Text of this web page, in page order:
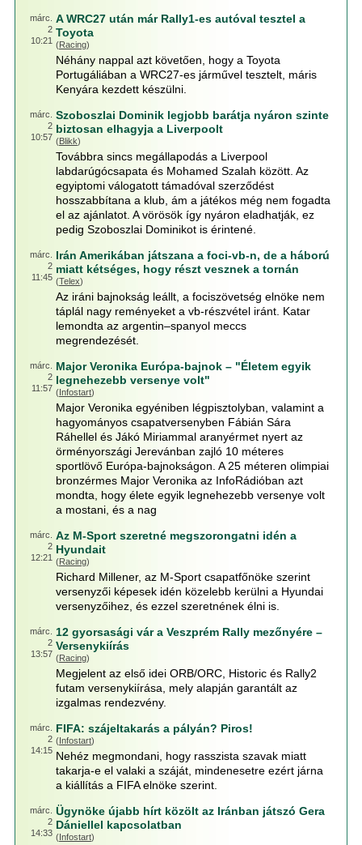
márc.
2
10:21
A WRC27 után már Rally1-es autóval tesztel a
Toyota
(Racing)
Néhány nappal azt követően, hogy a Toyota
Portugáliában a WRC27-es járművel tesztelt, máris
Kenyára kezdett készülni.
márc.
2
10:57
Szoboszlai Dominik legjobb barátja nyáron szinte
biztosan elhagyja a Liverpoolt
(Blikk)
Továbbra sincs megállapodás a Liverpool
labdarúgócsapata és Mohamed Szalah között. Az
egyiptomi válogatott támadóval szerződést
hosszabbítana a klub, ám a játékos még nem fogadta
el az ajánlatot. A vörösök így nyáron eladhatják, ez
pedig Szoboszlai Dominikot is érintené.
márc.
2
11:45
Irán Amerikában játszana a foci-vb-n, de a háború
miatt kétséges, hogy részt vesznek a tornán
(Telex)
Az iráni bajnokság leállt, a fociszövetség elnöke nem
táplál nagy reményeket a vb-részvétel iránt. Katar
lemondta az argentin–spanyol meccs
megrendezését.
márc.
2
11:57
Major Veronika Európa-bajnok – "Életem egyik
legnehezebb versenye volt"
(Infostart)
Major Veronika egyéniben légpisztolyban, valamint a
hagyományos csapatversenyben Fábián Sára
Ráhellel és Jákó Miriammal aranyérmet nyert az
örményországi Jerevánban zajló 10 méteres
sportlövő Európa-bajnokságon. A 25 méteren olimpiai
bronzérmes Major Veronika az InfoRádióban azt
mondta, hogy élete egyik legnehezebb versenye volt
a mostani, és a nag
márc.
2
12:21
Az M-Sport szeretné megszorongatni idén a
Hyundait
(Racing)
Richard Millener, az M-Sport csapatfőnöke szerint
versenyzői képesek idén közelebb kerülni a Hyundai
versenyzőihez, és ezzel szeretnének élni is.
márc.
2
13:57
12 gyorsasági vár a Veszprém Rally mezőnyére –
Versenykiírás
(Racing)
Megjelent az első idei ORB/ORC, Historic és Rally2
futam versenykiírása, mely alapján garantált az
izgalmas rendezvény.
márc.
2
14:15
FIFA: szájeltakarás a pályán? Piros!
(Infostart)
Nehéz megmondani, hogy rasszista szavak miatt
takarja-e el valaki a száját, mindenesetre ezért járna
a kiállítás a FIFA elnöke szerint.
márc.
2
14:33
Ügynöke újabb hírt közölt az Iránban játszó Gera
Dániellel kapcsolatban
(Infostart)